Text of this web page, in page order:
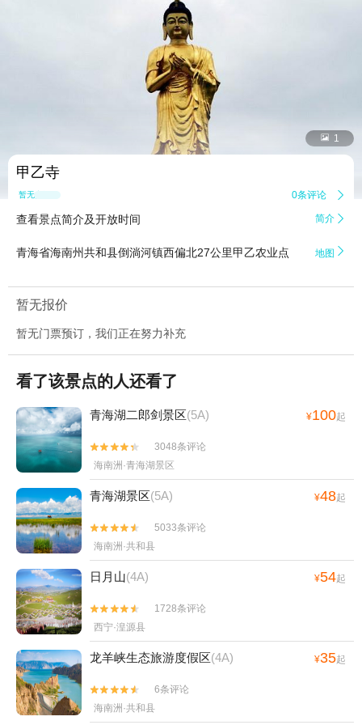
 1
甲乙寺
暂无点评 0条评论 
查看景点简介及开放时间 简介 
青海省海南州共和县倒淌河镇西偏北27公里甲乙农业点 地图 
暂无报价
暂无门票预订，我们正在努力补充
看了该景点的人还看了
青海湖二郎剑景区(5A) ¥100起


3048条评论
海南洲·青海湖景区
青海湖景区(5A) ¥48起


5033条评论
海南洲·共和县
日月山(4A) ¥54起


1728条评论
西宁·湟源县
龙羊峡生态旅游度假区(4A) ¥35起


6条评论
海南洲·共和县